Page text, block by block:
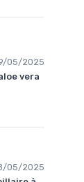
05/2025
vera
05/2025